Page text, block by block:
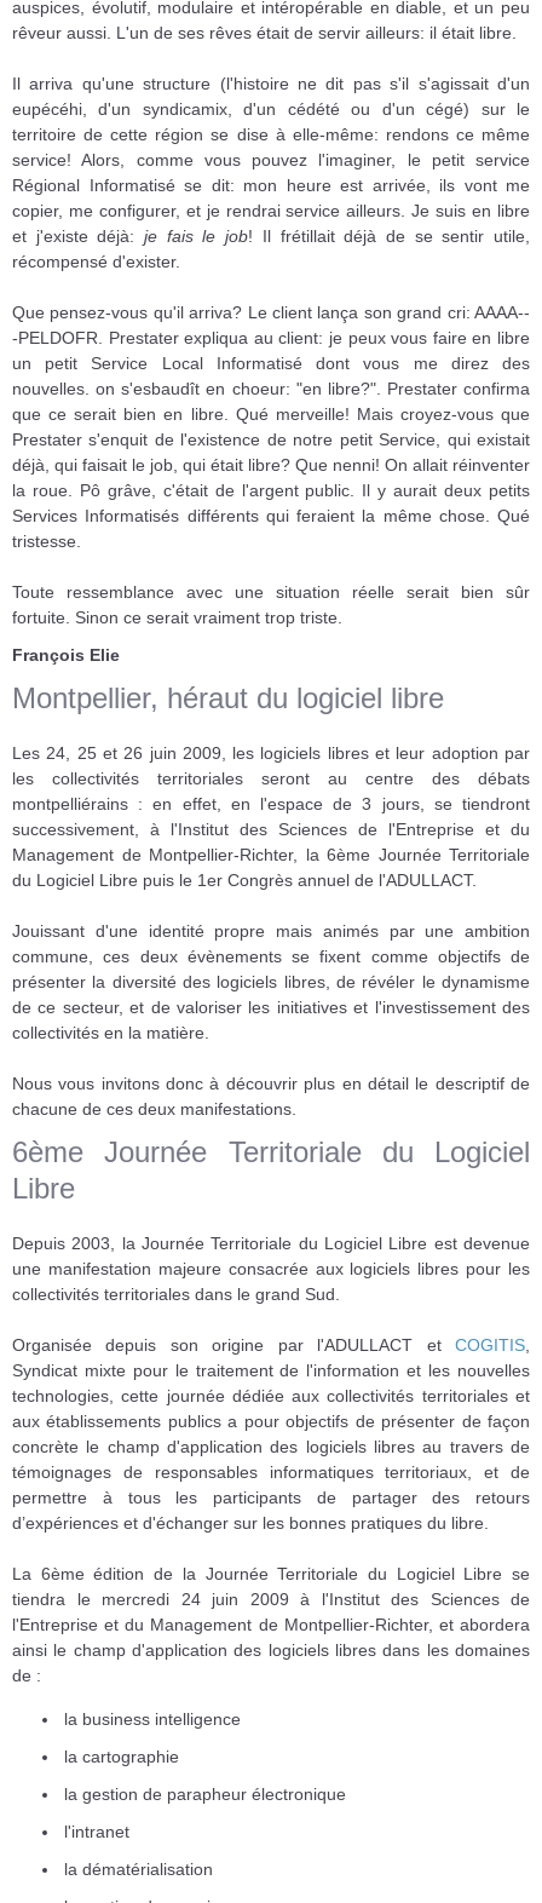
auspices, évolutif, modulaire et intéropérable en diable, et un peu
rêveur aussi. L'un de ses rêves était de servir ailleurs: il était libre.
Il arriva qu'une structure (l'histoire ne dit pas s'il s'agissait d'un
eupécéhi, d'un syndicamix, d'un cédété ou d'un cégé) sur le
territoire de cette région se dise à elle-même: rendons ce même
service! Alors, comme vous pouvez l'imaginer, le petit service
Régional Informatisé se dit: mon heure est arrivée, ils vont me
copier, me configurer, et je rendrai service ailleurs. Je suis en libre
et j'existe déjà:je fais le job! Il frétillait déjà de se sentir utile,
récompensé d'exister.
Que pensez-vous qu'il arriva? Le client lança son grand cri: AAAA--
-PELDOFR. Prestater expliqua au client: je peux vous faire en libre
un petit Service Local Informatisé dont vous me direz des
nouvelles. on s'esbaudît en choeur: "en libre?". Prestater confirma
que ce serait bien en libre. Qué merveille! Mais croyez-vous que
Prestater s'enquit de l'existence de notre petit Service, qui existait
déjà, qui faisait le job, qui était libre? Que nenni! On allait réinventer
la roue. Pô grâve, c'était de l'argent public. Il y aurait deux petits
Services Informatisés différents qui feraient la même chose. Qué
tristesse.
Toute ressemblance avec une situation réelle serait bien sûr
fortuite. Sinon ce serait vraiment trop triste.
François Elie
Montpellier, héraut du logiciel libre
Les 24, 25 et 26 juin 2009, les logiciels libres et leur adoption par
les collectivités territoriales seront au centre des débats
montpelliérains : en effet, en l'espace de 3 jours, se tiendront
successivement, à l'Institut des Sciences de l'Entreprise et du
Management de Montpellier-Richter, la 6ème Journée Territoriale
du Logiciel Libre puis le 1er Congrès annuel de l'ADULLACT.
Jouissant d'une identité propre mais animés par une ambition
commune, ces deux évènements se fixent comme objectifs de
présenter la diversité des logiciels libres, de révéler le dynamisme
de ce secteur, et de valoriser les initiatives et l'investissement des
collectivités en la matière.
Nous vous invitons donc à découvrir plus en détail le descriptif de
chacune de ces deux manifestations.
6ème Journée Territoriale du Logiciel
Libre
Depuis 2003, la Journée Territoriale du Logiciel Libre est devenue
une manifestation majeure consacrée aux logiciels libres pour les
collectivités territoriales dans le grand Sud.
Organisée depuis son origine par l'ADULLACT et COGITIS
Syndicat mixte pour le traitement de l'information et les nouvelles
technologies, cette journée dédiée aux collectivités territoriales et
aux établissements publics a pour objectifs de présenter de façon
concrète le champ d'application des logiciels libres au travers de
témoignages de responsables informatiques territoriaux, et de
permettre à tous les participants de partager des retours
d’expériences et d'échanger sur les bonnes pratiques du libre.
La 6ème édition de la Journée Territoriale du Logiciel Libre se
tiendra le mercredi 24 juin 2009 à l'Institut des Sciences de
l'Entreprise et du Management de Montpellier-Richter, et abordera
ainsi le champ d'application des logiciels libres dans les domaines
de :
la business intelligence
la cartographie
la gestion de parapheur électronique
l'intranet
la dématérialisation